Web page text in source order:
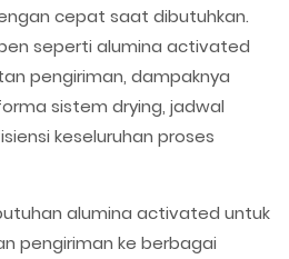
cepat saat dibutuhkan.
seperti alumina activated
pengiriman, dampaknya
sistem drying, jadwal
keseluruhan proses
alumina activated untuk
pengiriman ke berbagai